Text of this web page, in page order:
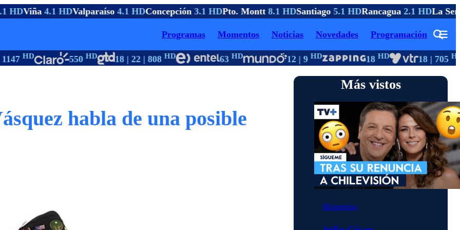
HDViña4.1 HDValparaíso4.1 HDConcepción3.1 HDPto. Montt8.1 HDSantiago5.1 HDRancagua2.1 HDLa
Programas Momentos Noticias Novedades Programación
HD 550HD 18 | 22 | 808HD 63HD 12 | 9HD 18HD 18 | 705HD
habla de una posible
Más vistos
Momentos